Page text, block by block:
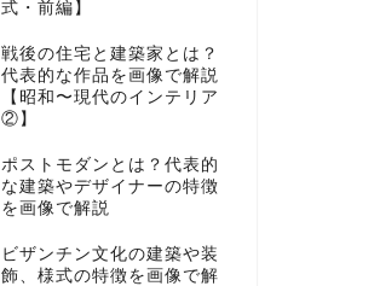
式・前編】
戦後の住宅と建築家とは？
代表的な作品を画像で解説
【昭和〜現代のインテリア
②】
ポストモダンとは？代表的
な建築やデザイナーの特徴
を画像で解説
ビザンチン文化の建築や装
飾、様式の特徴を画像で解